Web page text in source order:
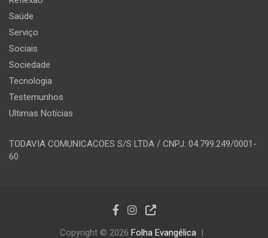
Saúde
Serviço
Sociais
Sociedade
Tecnologia
Testemunhos
Ultimas Notícias
TODAVIA COMUNICACOES S/S LTDA / CNPJ: 04.799.249/0001-
60
Copyright © 2026 Folha Evangélica